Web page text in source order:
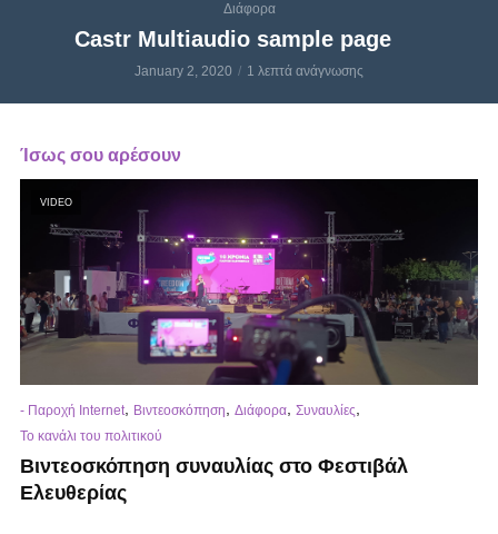
Διάφορα
Castr Multiaudio sample page
January 2, 2020 1 λεπτά ανάγνωσης
Ίσως σου αρέσουν
VIDEO
- Παροχή Internet, Βιντεοσκόπηση, Διάφορα, Συναυλίες,
Το κανάλι του πολιτικού
Βιντεοσκόπηση συναυλίας στο Φεστιβάλ
Ελευθερίας